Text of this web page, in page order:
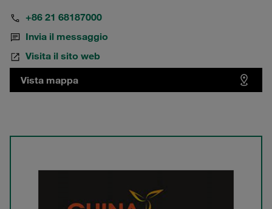
+86 21 68187000
Invia il messaggio
Visita il sito web
Vista mappa